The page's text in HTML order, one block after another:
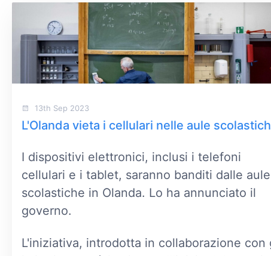
13th Sep 2023
L'Olanda vieta i cellulari nelle aule
I dispositivi elettronici, inclusi i telefoni
cellulari e i tablet, saranno banditi dalle aule
scolastiche in Olanda. Lo ha annunciato il
governo.
L'iniziativa, introdotta in collaborazione con